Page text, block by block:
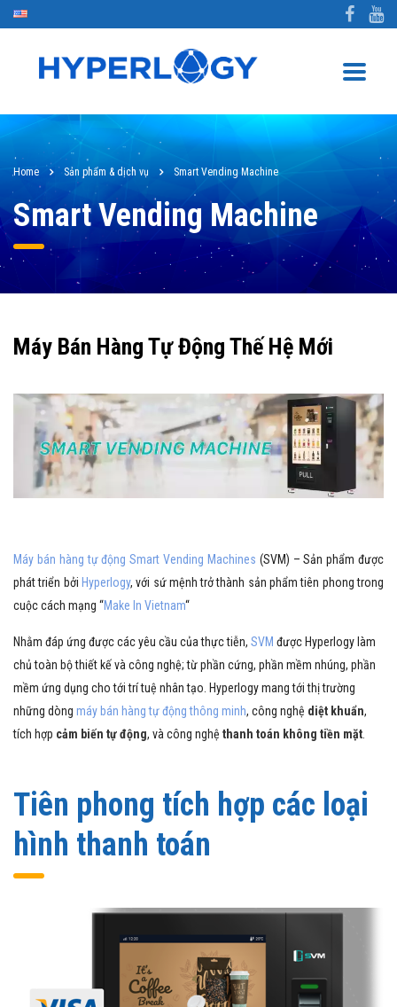
Home Sản phẩm & dịch vụ Smart Vending Machine
Smart Vending Machine
Máy Bán Hàng Tự Động Thế Hệ Mới
Máy bán hàng tự động Smart Vending Machines (SVM) – Sản phẩm được
phát triển bởi Hyperlogy, với sứ mệnh trở thành sản phẩm tiên phong trong
cuộc cách mạng “Make In Vietnam“
Nhằm đáp ứng được các yêu cầu của thực tiễn, SVM được Hyperlogy làm
chủ toàn bộ thiết kế và công nghệ; từ phần cứng, phần mềm nhúng, phần
mềm ứng dụng cho tới trí tuệ nhân tạo. Hyperlogy mang tới thị trường
những dòng máy bán hàng tự động thông minh, công nghệ diệt khuẩn,
tích hợp cảm biến tự động, và công nghệ thanh toán không tiền mặt
Tiên phong tích hợp các loại
hình thanh toán